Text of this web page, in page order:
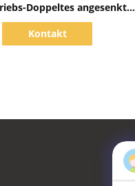
Doppeltes angesenkter
Hauptfaden INOX A2
Kontakt